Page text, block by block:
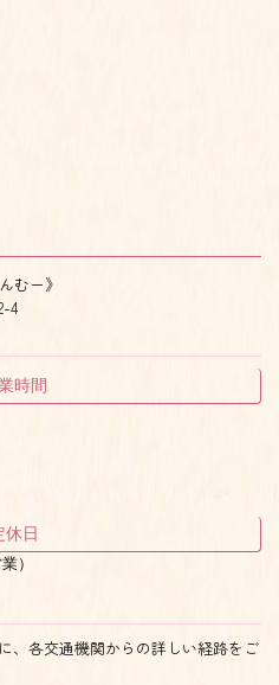
むー》
4
時間
休日
）
、各交通機関からの詳しい経路をご